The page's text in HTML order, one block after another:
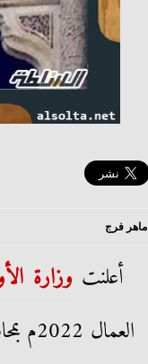
ماهر فرج
أعلنت وزارة